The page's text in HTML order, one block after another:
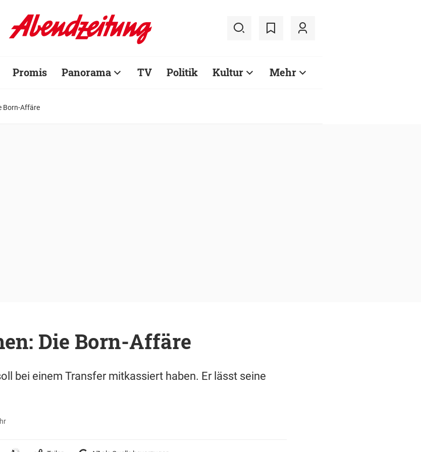
Promis Panorama TV Politik Kultur Mehr
Born-Affäre
Die Born-Affäre
bei einem Transfer mitkassiert haben. Er lässt seine